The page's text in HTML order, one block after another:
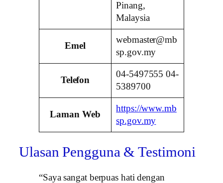
Pinang,
Malaysia
Emel
webmaster@mb
sp.gov.my
Telefon
04-5497555 04-
5389700
Laman Web
https://www.mb
sp.gov.my
Ulasan Pengguna & Testimoni
“Saya sangat berpuas hati dengan